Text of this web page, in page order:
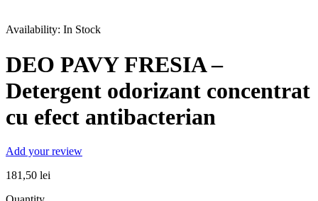
Availability: In Stock
DEO PAVY FRESIA –
Detergent odorizant concentrat
cu efect antibacterian
Add your review
181,50 lei